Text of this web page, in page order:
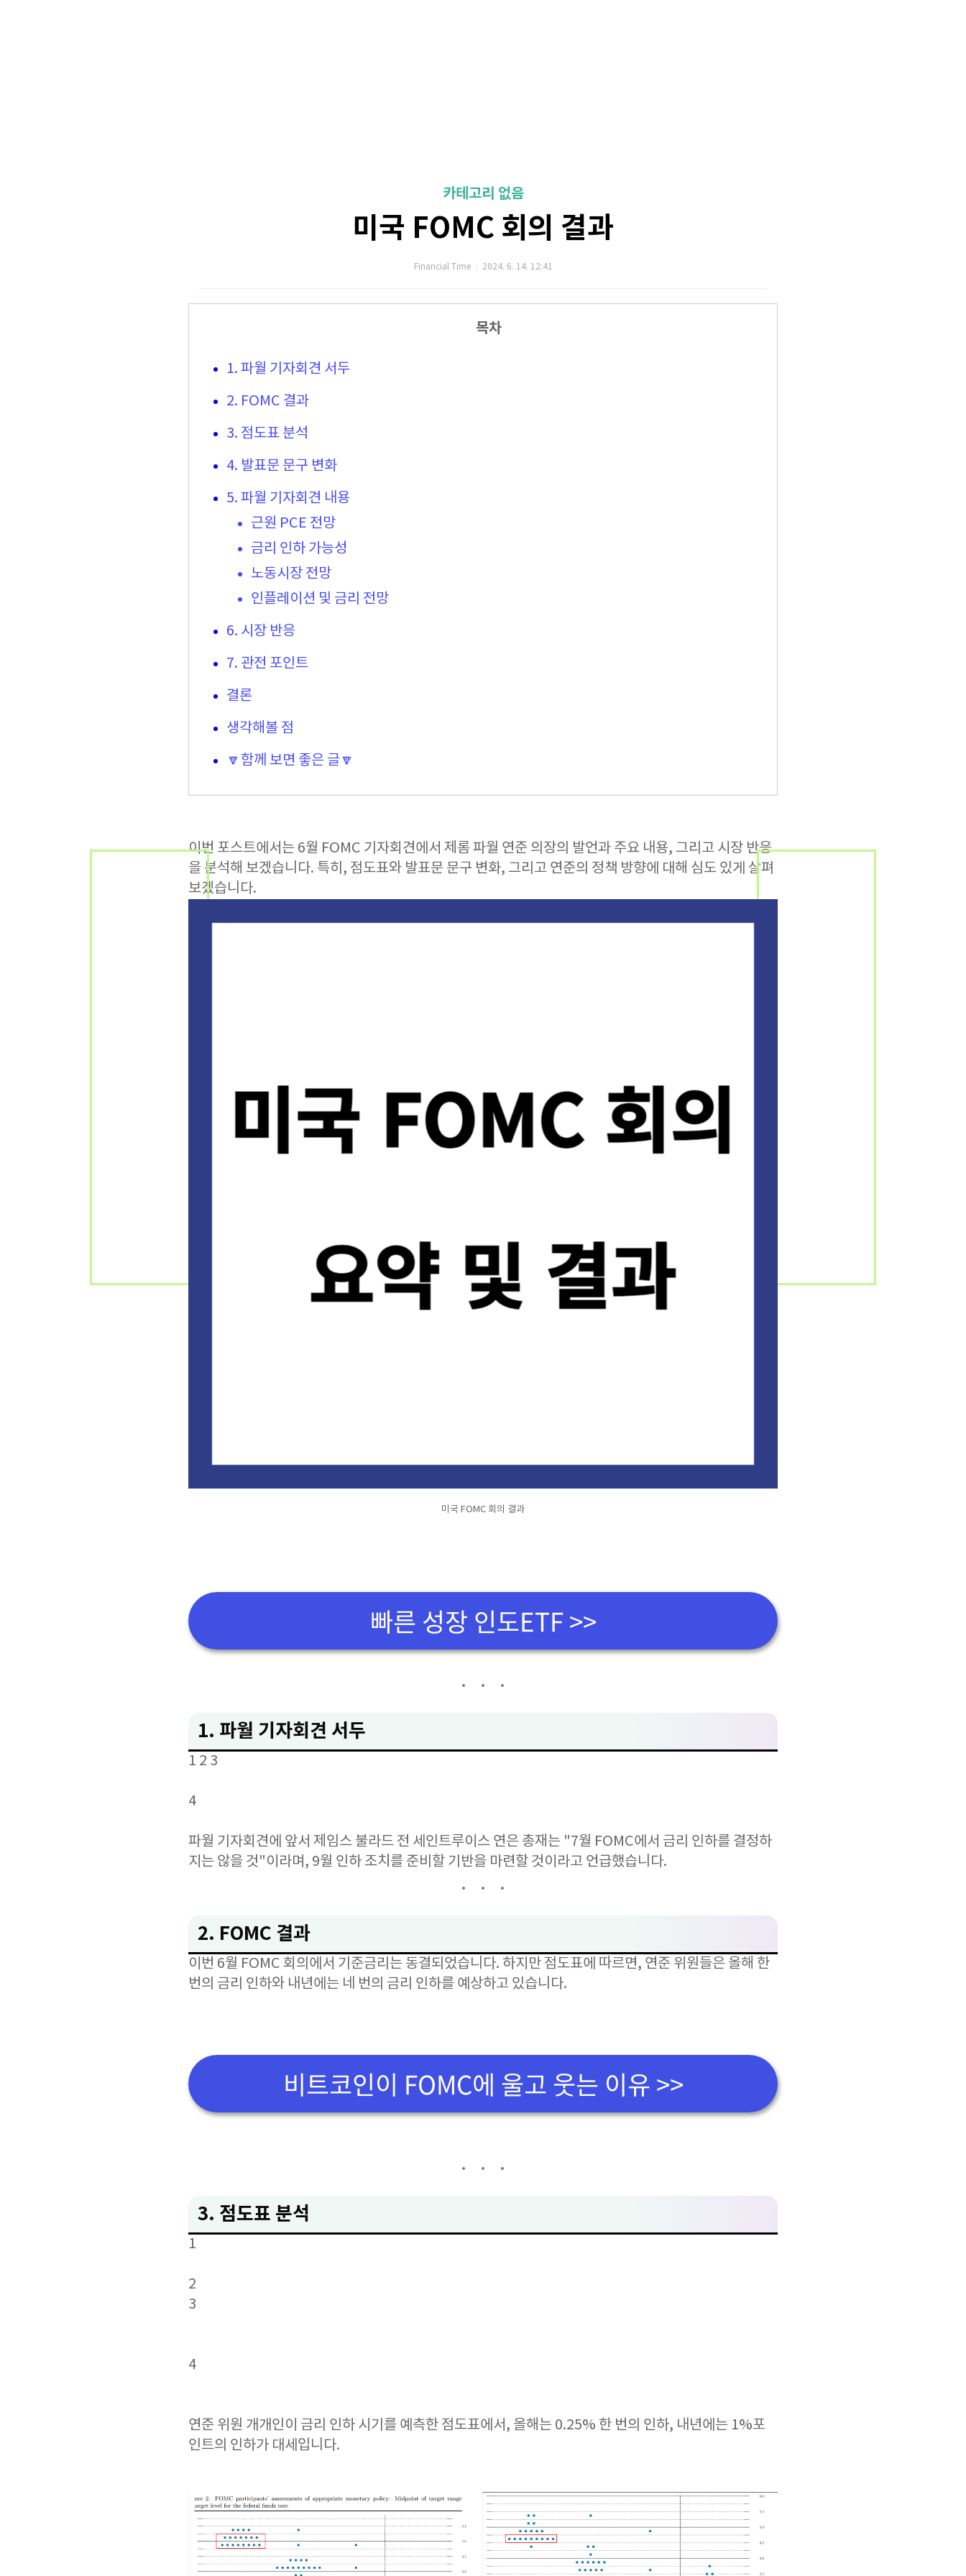
카테고리 없음
미국 FOMC 회의 결과
Financial Time 2024. 6. 14. 12:41
목차
1. 파월 기자회견 서두
2. FOMC 결과
3. 점도표 분석
4. 발표문 문구 변화
5. 파월 기자회견 내용
근원 PCE 전망
금리 인하 가능성
노동시장 전망
인플레이션 및 금리 전망
6. 시장 반응
7. 관전 포인트
결론
생각해볼 점
🔽함께 보면 좋은 글🔽
이번 포스트에서는 6월 FOMC 기자회견에서 제롬 파월 연준 의장의 발언과 주요 내용, 그리고 시장 반응
을 분석해 보겠습니다. 특히, 점도표와 발표문 문구 변화, 그리고 연준의 정책 방향에 대해 심도 있게 살펴
보겠습니다.
미국 FOMC 회의 결과
빠른 성장 인도ETF >>
1. 파월 기자회견 서두
1 2 3
4
파월 기자회견에 앞서 제임스 불라드 전 세인트루이스 연은 총재는 "7월 FOMC에서 금리 인하를 결정하
지는 않을 것"이라며, 9월 인하 조치를 준비할 기반을 마련할 것이라고 언급했습니다.
2. FOMC 결과
이번 6월 FOMC 회의에서 기준금리는 동결되었습니다. 하지만 점도표에 따르면, 연준 위원들은 올해 한
번의 금리 인하와 내년에는 네 번의 금리 인하를 예상하고 있습니다.
비트코인이 FOMC에 울고 웃는 이유 >>
3. 점도표 분석
1
2
3
4
연준 위원 개개인이 금리 인하 시기를 예측한 점도표에서, 올해는 0.25% 한 번의 인하, 내년에는 1%포
인트의 인하가 대세입니다.